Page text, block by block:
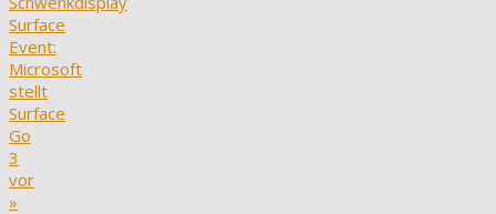
Surface
Event:
Microsoft
stellt
Surface
Go
3
vor
»